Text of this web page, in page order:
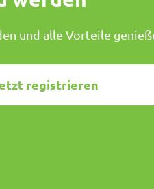
und alle Vorteile
registrieren